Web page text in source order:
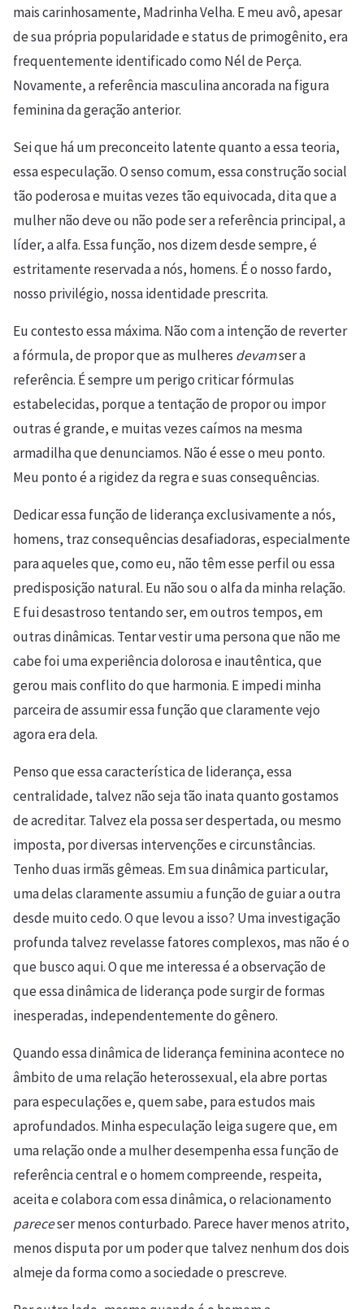
mais carinhosamente, Madrinha Velha. E meu avô, apesar
de sua própria popularidade e status de primogênito, era
frequentemente identificado como Nél de Perça.
Novamente, a referência masculina ancorada na figura
feminina da geração anterior.
Sei que há um preconceito latente quanto a essa teoria,
essa especulação. O senso comum, essa construção social
tão poderosa e muitas vezes tão equivocada, dita que a
mulher não deve ou não pode ser a referência principal, a
líder, a alfa. Essa função, nos dizem desde sempre, é
estritamente reservada a nós, homens. É o nosso fardo,
nosso privilégio, nossa identidade prescrita.
Eu contesto essa máxima. Não com a intenção de reverter
a fórmula, de propor que as mulheres devamser a
referência. É sempre um perigo criticar fórmulas
estabelecidas, porque a tentação de propor ou impor
outras é grande, e muitas vezes caímos na mesma
armadilha que denunciamos. Não é esse o meu ponto.
Meu ponto é a rigidez da regra e suas consequências.
Dedicar essa função de liderança exclusivamente a nós,
homens, traz consequências desafiadoras, especialmente
para aqueles que, como eu, não têm esse perfil ou essa
predisposição natural. Eu não sou o alfa da minha relação.
E fui desastroso tentando ser, em outros tempos, em
outras dinâmicas. Tentar vestir uma persona que não me
cabe foi uma experiência dolorosa e inautêntica, que
gerou mais conflito do que harmonia. E impedi minha
parceira de assumir essa função que claramente vejo
agora era dela.
Penso que essa característica de liderança, essa
centralidade, talvez não seja tão inata quanto gostamos
de acreditar. Talvez ela possa ser despertada, ou mesmo
imposta, por diversas intervenções e circunstâncias.
Tenho duas irmãs gêmeas. Em sua dinâmica particular,
uma delas claramente assumiu a função de guiar a outra
desde muito cedo. O que levou a isso? Uma investigação
profunda talvez revelasse fatores complexos, mas não é o
que busco aqui. O que me interessa é a observação de
que essa dinâmica de liderança pode surgir de formas
inesperadas, independentemente do gênero.
Quando essa dinâmica de liderança feminina acontece no
âmbito de uma relação heterossexual, ela abre portas
para especulações e, quem sabe, para estudos mais
aprofundados. Minha especulação leiga sugere que, em
uma relação onde a mulher desempenha essa função de
referência central e o homem compreende, respeita,
aceita e colabora com essa dinâmica, o relacionamento
pareceser menos conturbado. Parece haver menos atrito,
menos disputa por um poder que talvez nenhum dos dois
almeje da forma como a sociedade o prescreve.